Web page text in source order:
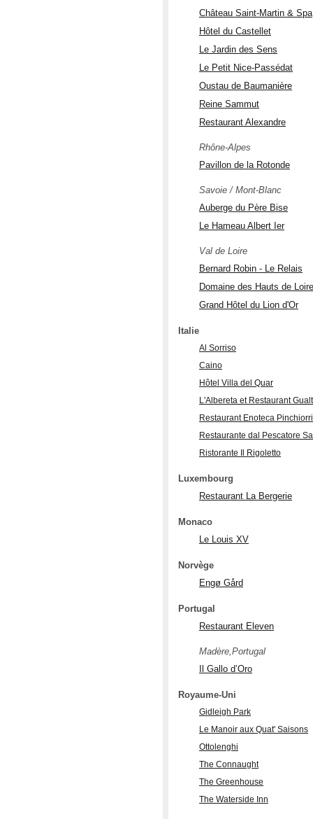
Château Saint-Martin & Spa
Hôtel du Castellet
Le Jardin des Sens
Le Petit Nice-Passédat
Oustau de Baumanière
Reine Sammut
Restaurant Alexandre
Rhône-Alpes
Pavillon de la Rotonde
Savoie / Mont-Blanc
Auberge du Père Bise
Le Hameau Albert Ier
Val de Loire
Bernard Robin - Le Relais
Domaine des Hauts de Loire
Grand Hôtel du Lion d'Or
Italie
Al Sorriso
Caino
Hôtel Villa del Quar
L'Albereta et Restaurant
Restaurant Enoteca Pinchiorri
Restaurante dal Pescatore
Ristorante Il Rigoletto
Luxembourg
Restaurant La Bergerie
Monaco
Le Louis XV
Norvège
Engø Gård
Portugal
Restaurant Eleven
Madère,Portugal
Il Gallo d’Oro
Royaume-Uni
Gidleigh Park
Le Manoir aux Quat' Saisons
Ottolenghi
The Connaught
The Greenhouse
The Waterside Inn